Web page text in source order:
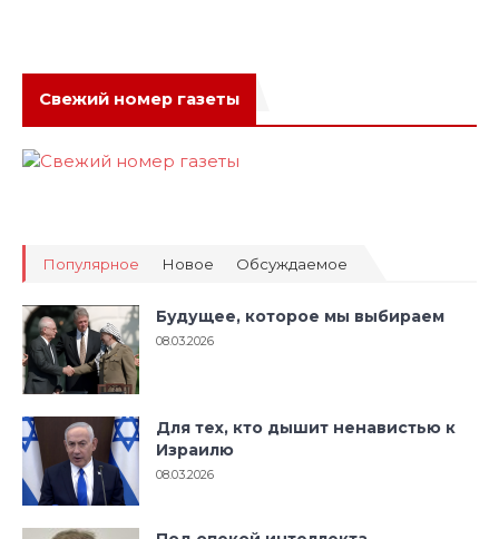
Свежий номер газеты
Популярное Новое Обсуждаемое
Будущее, которое мы выбираем
08.03.2026
Для тех, кто дышит ненавистью к
Израилю
08.03.2026